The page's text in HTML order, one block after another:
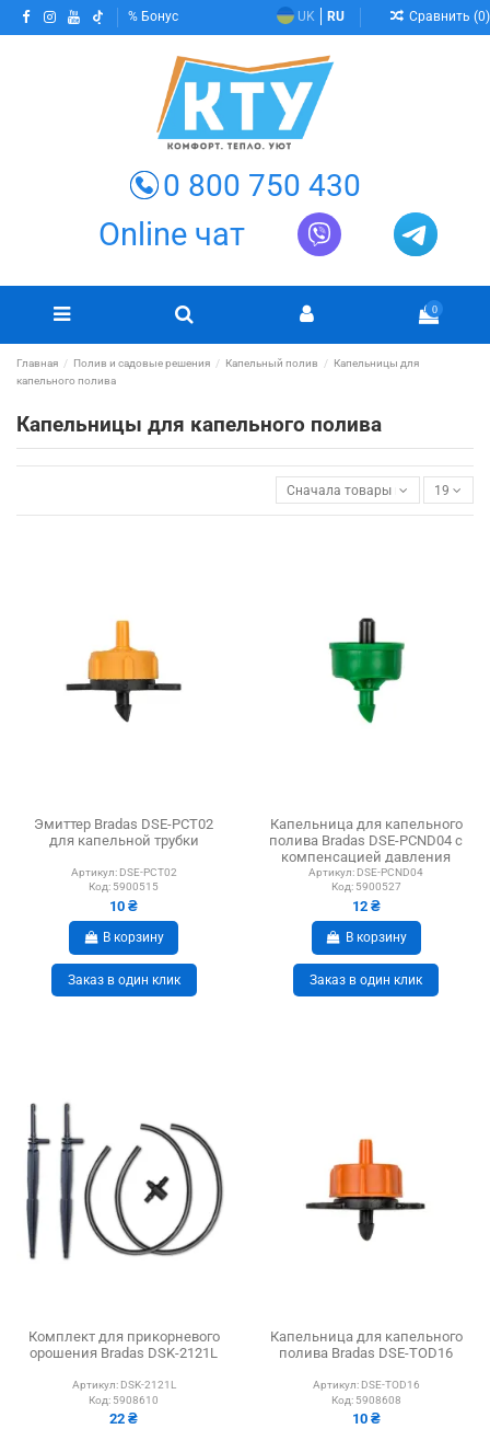
Бонус UK RU Сравнить (0)
0 800 750 430
Online чат
0
Главная Полив и садовые решения Капельный полив
Капельницы для
капельного полива
Капельницы для капельного полива
Сначала товары в наличии
19
Эмиттер Bradas DSE-PCT02
для капельной трубки
Артикул: DSE-PCT02
Код: 5900515
10 ₴
В корзину
Заказ в один клик
Капельница для капельного
полива Bradas DSE-PCND04 с
компенсацией давления
Артикул: DSE-PCND04
Код: 5900527
12 ₴
В корзину
Заказ в один клик
Комплект для прикорневого
орошения Bradas DSK-2121L
Артикул: DSK-2121L
Код: 5908610
22 ₴
Капельница для капельного
полива Bradas DSE-TOD16
Артикул: DSE-TOD16
Код: 5908608
10 ₴